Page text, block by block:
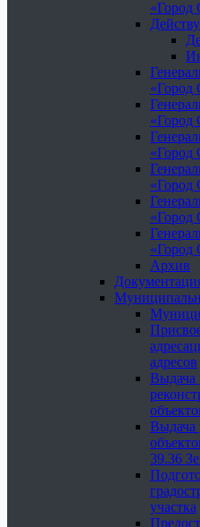
«Город
«Город
«Город
«Город
«Город
«Город
«Город
Архив
адресов
Выдача
Выдача
39.36
участка